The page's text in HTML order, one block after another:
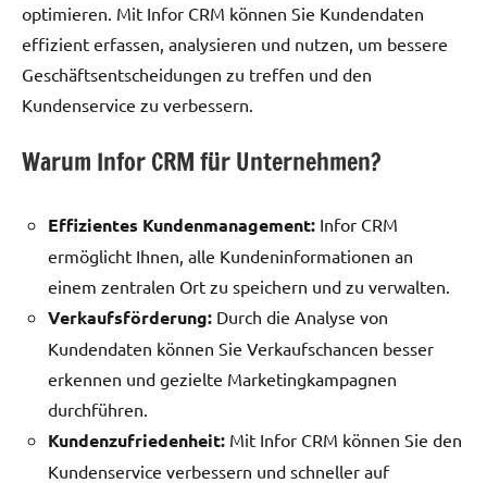
optimieren. Mit Infor CRM können Sie Kundendaten
effizient erfassen, analysieren und nutzen, um bessere
Geschäftsentscheidungen zu treffen und den
Kundenservice zu verbessern.
Warum Infor CRM für Unternehmen?
Effizientes Kundenmanagement: Infor CRM
ermöglicht Ihnen, alle Kundeninformationen an
einem zentralen Ort zu speichern und zu verwalten.
Verkaufsförderung: Durch die Analyse von
Kundendaten können Sie Verkaufschancen besser
erkennen und gezielte Marketingkampagnen
durchführen.
Kundenzufriedenheit: Mit Infor CRM können Sie den
Kundenservice verbessern und schneller auf